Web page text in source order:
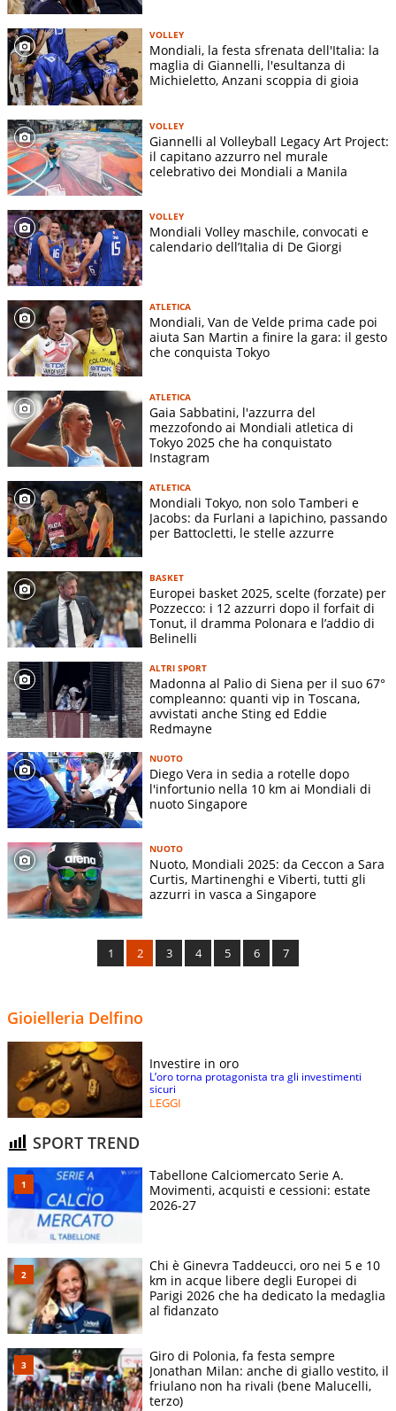
VOLLEY
Mondiali, la festa sfrenata dell'Italia: la
maglia di Giannelli, l'esultanza di
Michieletto, Anzani scoppia di gioia
VOLLEY
Giannelli al Volleyball Legacy Art Project:
il capitano azzurro nel murale
celebrativo dei Mondiali a Manila
VOLLEY
Mondiali Volley maschile, convocati e
calendario dell’Italia di De Giorgi
ATLETICA
Mondiali, Van de Velde prima cade poi
aiuta San Martin a finire la gara: il gesto
che conquista Tokyo
ATLETICA
Gaia Sabbatini, l'azzurra del
mezzofondo ai Mondiali atletica di
Tokyo 2025 che ha conquistato
Instagram
ATLETICA
Mondiali Tokyo, non solo Tamberi e
Jacobs: da Furlani a Iapichino, passando
per Battocletti, le stelle azzurre
BASKET
Europei basket 2025, scelte (forzate) per
Pozzecco: i 12 azzurri dopo il forfait di
Tonut, il dramma Polonara e l’addio di
Belinelli
ALTRI SPORT
Madonna al Palio di Siena per il suo 67°
compleanno: quanti vip in Toscana,
avvistati anche Sting ed Eddie
Redmayne
NUOTO
Diego Vera in sedia a rotelle dopo
l'infortunio nella 10 km ai Mondiali di
nuoto Singapore
NUOTO
Nuoto, Mondiali 2025: da Ceccon a Sara
Curtis, Martinenghi e Viberti, tutti gli
azzurri in vasca a Singapore
1 2 3 4 5 6 7
Gioielleria Delfino
Investire in oro
L’oro torna protagonista tra gli investimenti
sicuri
LEGGI
SPORT TREND
Tabellone Calciomercato Serie A.
Movimenti, acquisti e cessioni: estate
2026-27
Chi è Ginevra Taddeucci, oro nei 5 e 10
km in acque libere degli Europei di
Parigi 2026 che ha dedicato la medaglia
al fidanzato
Giro di Polonia, fa festa sempre
Jonathan Milan: anche di giallo vestito, il
friulano non ha rivali (bene Malucelli,
terzo)